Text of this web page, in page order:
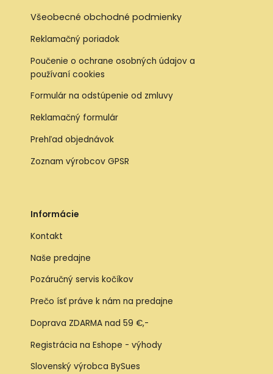
Všeobecné obchodné podmienky
Reklamačný poriadok
Poučenie o ochrane osobných údajov a
používaní cookies
Formulár na odstúpenie od zmluvy
Reklamačný formulár
Prehľad objednávok
Zoznam výrobcov GPSR
Informácie
Kontakt
Naše predajne
Pozáručný servis kočíkov
Prečo ísť práve k nám na predajne
Doprava ZDARMA nad 59 €,-
Registrácia na Eshope - výhody
Slovenský výrobca BySues